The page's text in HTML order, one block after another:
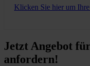
Klicken Sie hier um
Jetzt Angebot
anfordern!